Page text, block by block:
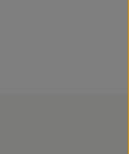
verbraucher